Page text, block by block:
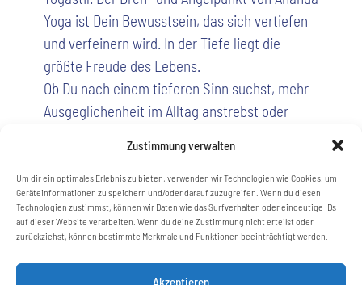
Zustimmung verwalten
Um dir ein optimales Erlebnis zu bieten, verwenden wir Technologien wie Cookies, um
Geräteinformationen zu speichern und/oder darauf zuzugreifen. Wenn du diesen
Technologien zustimmst, können wir Daten wie das Surfverhalten oder eindeutige IDs
auf dieser Website verarbeiten. Wenn du deine Zustimmung nicht erteilst oder
zurückziehst, können bestimmte Merkmale und Funktionen beeinträchtigt werden.
Akzeptieren
Yoga ist Dein Bewusstsein, das sich vertiefen
und verfeinern wird. In der Tiefe liegt die
größte Freude des Lebens.
Ob Du nach einem tieferen Sinn suchst, mehr
Ausgeglichenheit im Alltag anstrebst oder
Yoga ist der Schlüssel.
Teilnehmen »